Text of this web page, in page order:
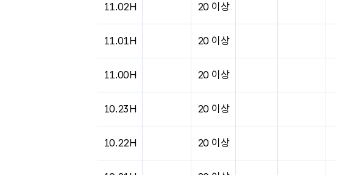
11.02H 20 이상
11.01H 20 이상
11.00H 20 이상
10.23H 20 이상
10.22H 20 이상